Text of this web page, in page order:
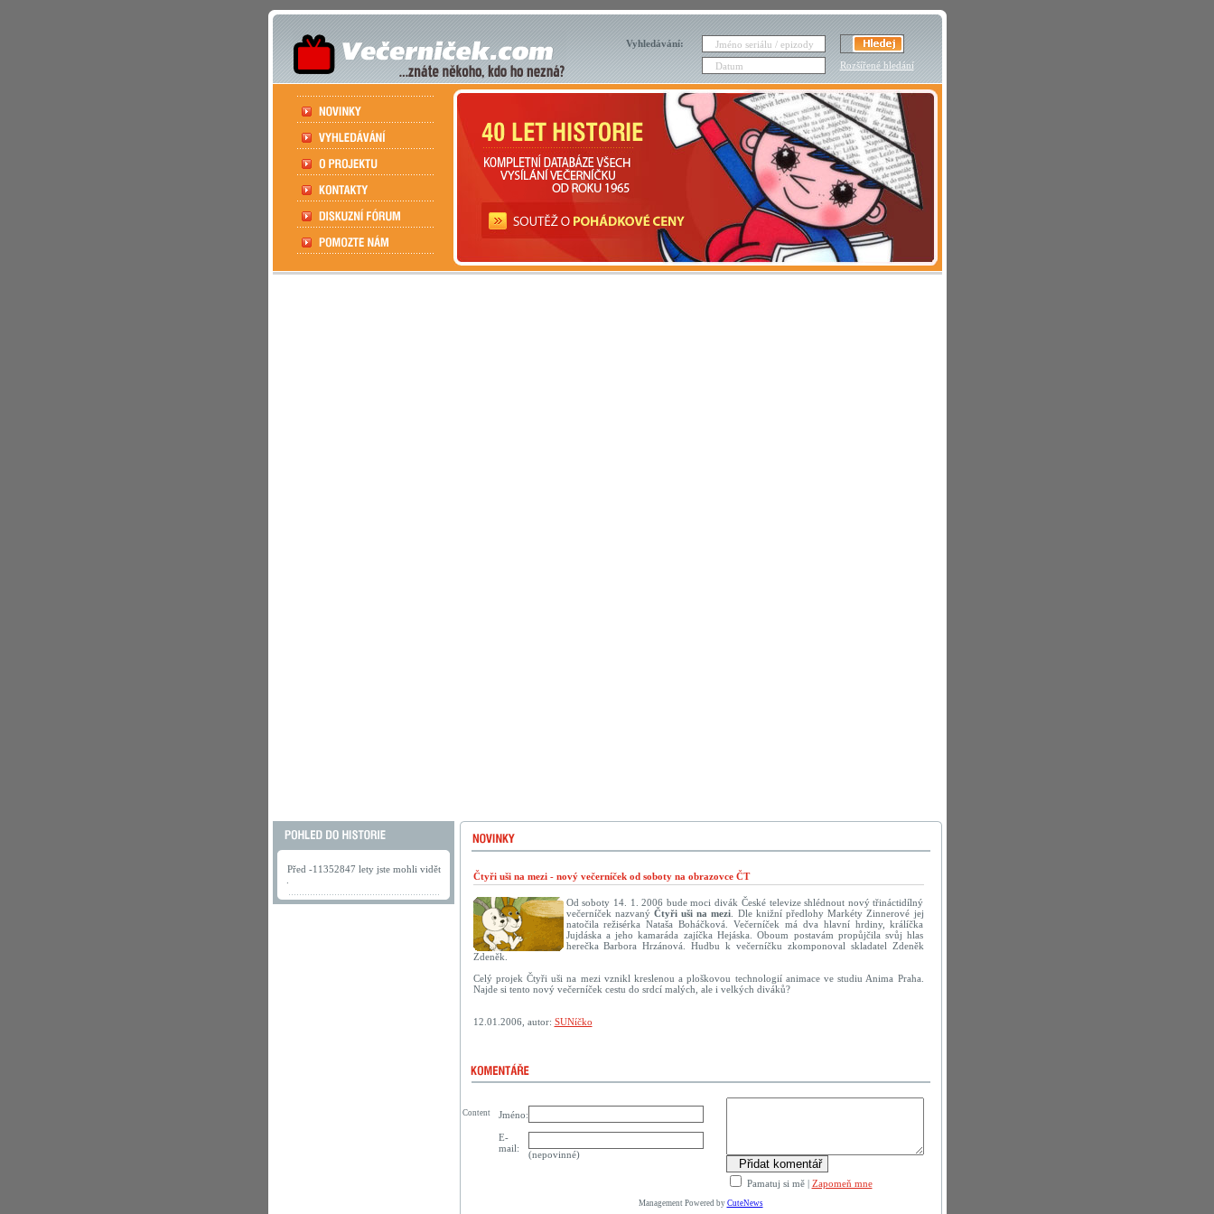
Vyhledávání:
Rozšířené hledání
Před -11352847 lety jste mohli vidět
Čtyři uši na mezi - nový večerníček od soboty na obrazovce ČT
Od soboty 14. 1. 2006 bude moci divák České televize shlédnout nový třináctidílný
večerníček nazvaný Čtyři uši na mezi . Dle knižní předlohy Markéty Zinnerové jej
natočila režisérka Nataša Boháčková. Večerníček má dva hlavní hrdiny, králíčka
Jujdáska a jeho kamaráda zajíčka Hejáska. Oboum postavám propůjčila svůj hlas
herečka Barbora Hrzánová. Hudbu k večerníčku zkomponoval skladatel Zdeněk
Zdeněk.
Celý projek Čtyři uši na mezi vznikl kreslenou a ploškovou technologií animace ve studiu Anima Praha.
Najde si tento nový večerníček cestu do srdcí malých, ale i velkých diváků?
12.01.2006, autor: SUNíčko
Jméno:
Pamatuj si mě| Zapomeň mne
E-
mail:
(nepovinné)
Content
Management Powered by CuteNews